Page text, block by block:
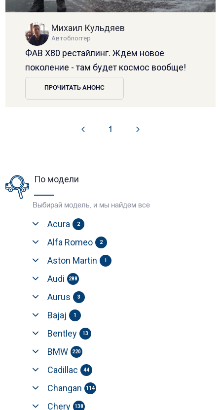
Михаил Кульдяев
Автоблоггер
ФАВ Х80 рестайлинг. Ждём новое
поколение - там будет космос вообще!
ПРОЧИТАТЬ АНОНС
1
По модели
Выбирай модель, и мы найдем все
Acura 2
Alfa Romeo 2
Aston Martin 1
Audi 288
Aurus 3
Bajaj 1
Bentley 13
BMW 220
Cadillac 44
Changan 114
Chery 138